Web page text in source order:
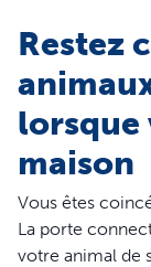
Restez
lorsque
maison
Vous êtes
La porte
votre animal de